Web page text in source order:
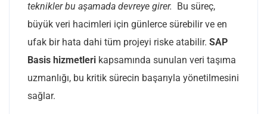
teknikler bu aşamada devreye girer.
Bu süreç,
büyük veri hacimleri için günlerce sürebilir ve en
ufak bir hata dahi tüm projeyi riske atabilir. SAP
Basis hizmetleri kapsamında sunulan veri taşıma
uzmanlığı, bu kritik sürecin başarıyla yönetilmesini
sağlar.